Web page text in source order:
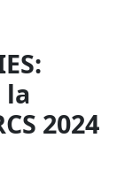
la
2024